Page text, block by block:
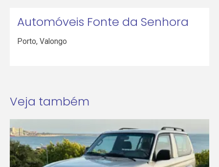
Automóveis Fonte da Senhora
Porto,Valongo
Veja também